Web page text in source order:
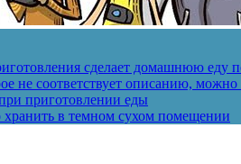
сделает домашнюю еду
не соответствует описанию, можно
приготовлении еды
в темном сухом помещении